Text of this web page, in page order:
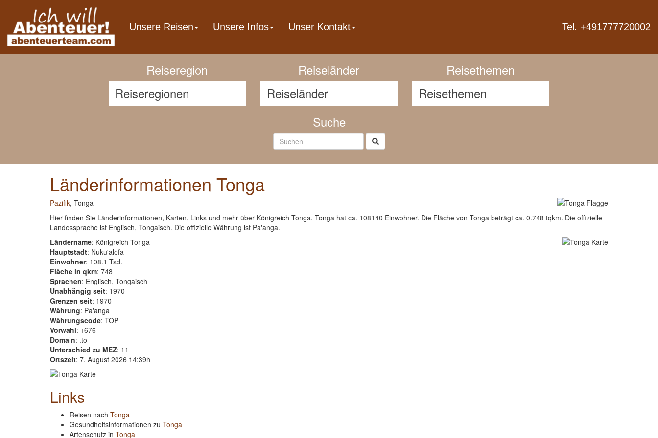
Previous
Reiseregion Reiseländer Reisethemen
Suche
Länderinformationen Tonga
Pazifik, Tonga
Hier finden Sie Länderinformationen, Karten, Links und mehr über Königreich Tonga. Tonga hat ca. 108140 Einwohner. Die Fläche von Tonga beträgt ca. 0.748 tqkm. Die offizielle
Landessprache ist Englisch, Tongaisch. Die offizielle Währung ist Pa'anga.
Ländername: Königreich Tonga
Hauptstadt: Nuku'alofa
Einwohner: 108.1 Tsd.
Fläche in qkm: 748
Sprachen: Englisch, Tongaisch
Unabhängig seit: 1970
Grenzen seit: 1970
Währung: Pa'anga
Währungscode: TOP
Vorwahl: +676
Domain: .to
Unterschied zu MEZ: 11
Ortszeit: 7. August 2026 14:39h
Links
Reisen nach Tonga
Gesundheitsinformationen zu Tonga
Artenschutz in Tonga
Unsere Reisen Unsere Infos Unser Kontakt Tel. +491777720002